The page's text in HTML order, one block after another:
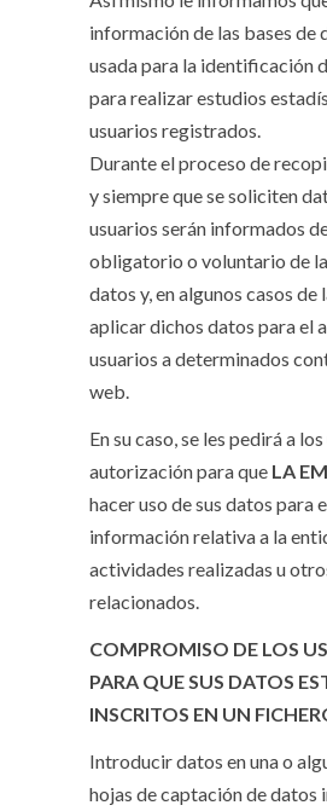
información de las bases de
usada para la identificación
para realizar estudios
usuarios registrados.
Durante el proceso de
y siempre que se soliciten
usuarios serán informados
obligatorio o voluntario de
datos y, en algunos casos de
aplicar dichos datos para el
usuarios a determinados
web.
En su caso, se les pedirá a
autorización para que LA
hacer uso de sus datos para
información relativa a la
actividades realizadas u
relacionados.
COMPROMISO DE LOS
PARA QUE SUS DATOS
INSCRITOS EN UN
Introducir datos en una o
hojas de captación de datos